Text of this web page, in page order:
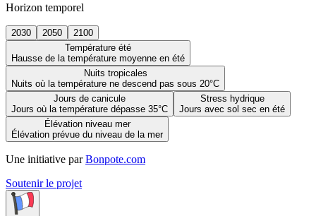
Horizon temporel
2030 2050
2100
Température été
Hausse de la température moyenne en été
Nuits tropicales
Nuits où la température ne descend pas sous 20°C
Jours de canicule
Jours où la température dépasse 35°C
Stress hydrique
Jours avec sol sec en été
Élévation niveau mer
Élévation prévue du niveau de la mer
Une initiative par Bonpote.com
Soutenir le projet